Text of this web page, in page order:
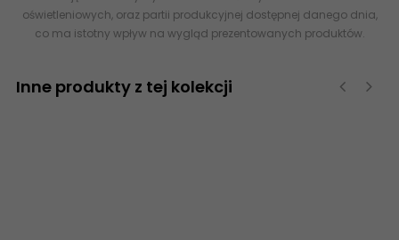
oświetleniowych, oraz partii produkcyjnej dostępnej danego dnia,
co ma istotny wpływ na wygląd prezentowanych produktów.
Inne produkty z tej kolekcji